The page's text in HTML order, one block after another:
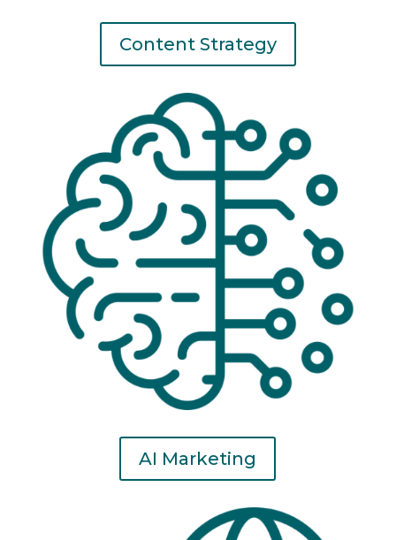
Content Strategy
AI Marketing